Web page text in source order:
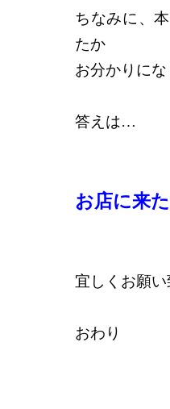
ちなみに、
たか
お分かりに
答えは…
お店に来
宜しくお願
おわり